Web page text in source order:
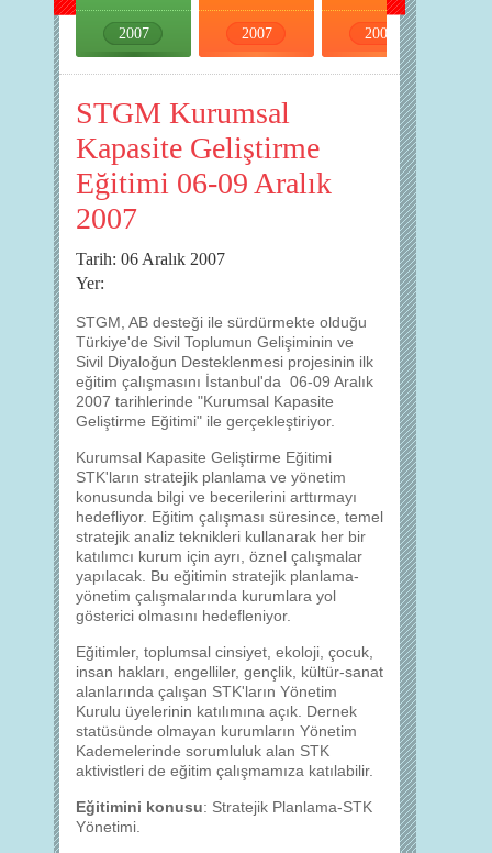
2007 2007 2007
STGM Kurumsal
Kapasite Geliştirme
Eğitimi 06-09 Aralık
2007
Tarih: 06 Aralık 2007
Yer:
STGM, AB desteği ile sürdürmekte olduğu
Türkiye'de Sivil Toplumun Gelişiminin ve
Sivil Diyaloğun Desteklenmesi projesinin ilk
eğitim çalışmasını İstanbul'da 06-09 Aralık
2007 tarihlerinde "Kurumsal Kapasite
Geliştirme Eğitimi" ile gerçekleştiriyor.
Kurumsal Kapasite Geliştirme Eğitimi
STK'ların stratejik planlama ve yönetim
konusunda bilgi ve becerilerini arttırmayı
hedefliyor. Eğitim çalışması süresince, temel
stratejik analiz teknikleri kullanarak her bir
katılımcı kurum için ayrı, öznel çalışmalar
yapılacak. Bu eğitimin stratejik planlama-
yönetim çalışmalarında kurumlara yol
gösterici olmasını hedefleniyor.
Eğitimler, toplumsal cinsiyet, ekoloji, çocuk,
insan hakları, engelliler, gençlik, kültür-sanat
alanlarında çalışan STK'ların Yönetim
Kurulu üyelerinin katılımına açık. Dernek
statüsünde olmayan kurumların Yönetim
Kademelerinde sorumluluk alan STK
aktivistleri de eğitim çalışmamıza katılabilir.
Eğitimini konusu: Stratejik Planlama-STK
Yönetimi.